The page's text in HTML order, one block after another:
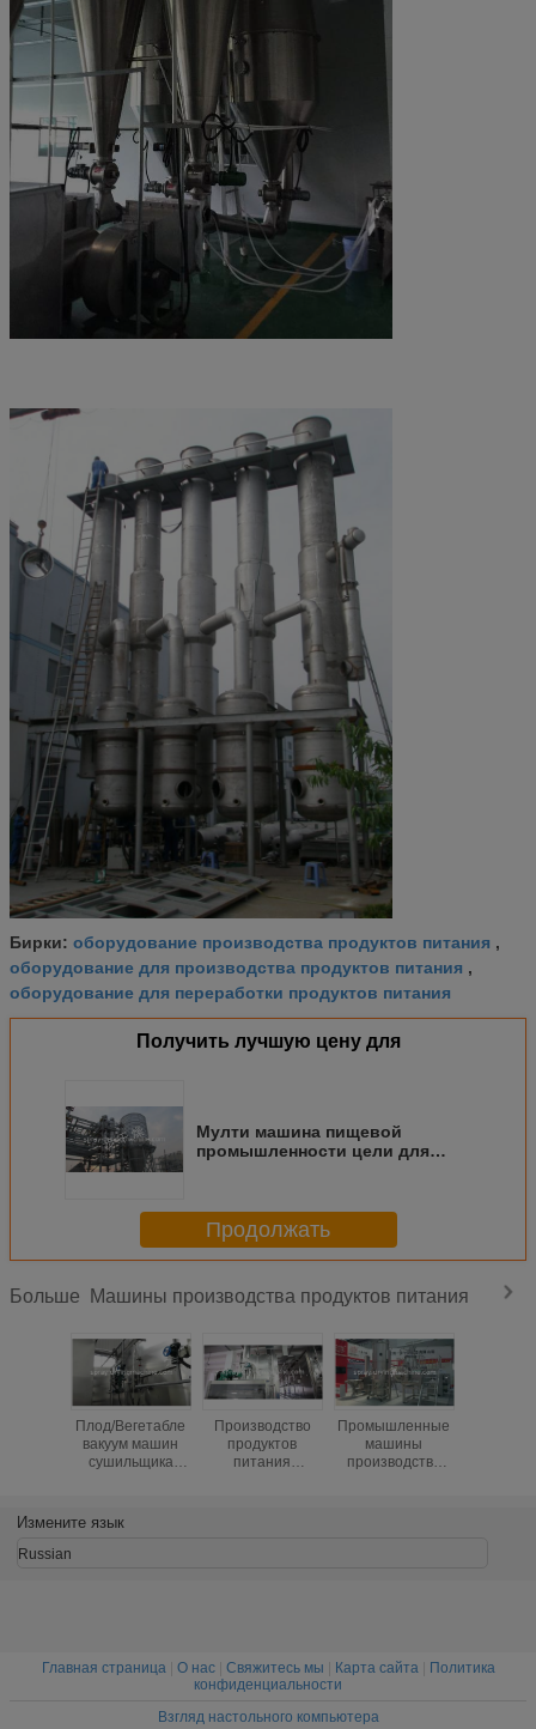
Бирки: оборудование производства продуктов питания ,
оборудование для производства продуктов питания ,
оборудование для переработки продуктов питания
Получить лучшую цену для
Мулти машина пищевой
промышленности цели для
Продолжать
Больше Машины производства продуктов питания
Плод/Вегетабле
вакуум машин
сушильщика
питания фрезен
Производство
продуктов
питания
Промышленные
машины
производства
Измените язык
Russian
Главная страница| О нас| Свяжитесь мы Карта сайта|
Политика
конфиденциальности
Взгляд настольного компьютера